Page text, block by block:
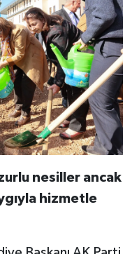
nesiller ancak
hizmetle